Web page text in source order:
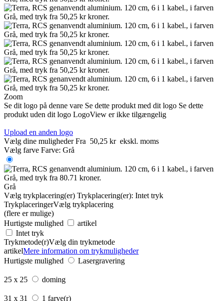
Zoom
Se dit logo på denne vare Se dette produkt med dit logo Se dette
produkt uden dit logo LogoView er ikke tilgængelig
Upload en anden logo
Vælg dine muligheder Fra 50,25 kr ekskl. moms
Vælg farve Farve: Grå
Grå
Vælg trykplacering(er) Trykplacering(er): Intet tryk
TrykplaceringerVælg trykplacering
(flere er mulige)
Hurtigste mulighed
artikel
Intet tryk
Trykmetode(r)Vælg din trykmetode
artikelMere information om trykmuligheder
Hurtigste mulighed
Lasergravering
25 x 25 doming
31 x 31 1 farve(r)